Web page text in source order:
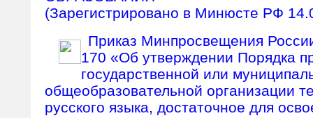
(Зарегистрировано в Минюсте РФ
Приказ Минпросвещения
170 «Об утверждении Порядка
государственной или
общеобразовательной организации
русского языка, достаточное для